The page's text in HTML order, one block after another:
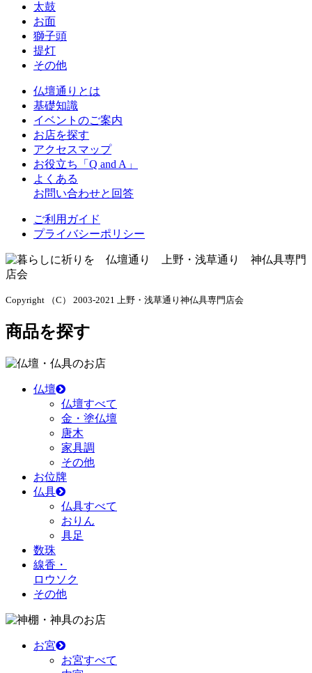
太鼓
お面
獅子頭
提灯
その他
仏壇通りとは
基礎知識
イベントのご案内
お店を探す
アクセスマップ
お役立ち「Q and A」
よくある
お問い合わせと回答
ご利用ガイド
プライバシーポリシー
Copyright （C） 2003-2021 上野・浅草通り神仏具専門店会
商品を探す
のお店
仏壇
仏壇すべて
金・塗仏壇
唐木
家具調
その他
お位牌
仏具
仏具すべて
おりん
具足
数珠
線香・
ロウソク
その他
のお店
お宮
お宮すべて